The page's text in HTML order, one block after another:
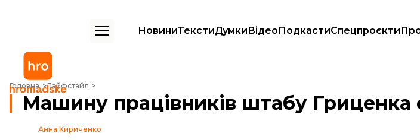
НовиниТекстиДумкиВідеоПодкастиСпецпроєкти
Головна Лайфстайл
Машину працівників штабу Гриценка обстріляли
Машину працівників штабу Гриценка
Анна Кириченко